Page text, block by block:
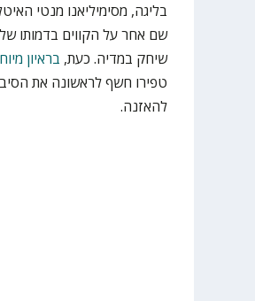
בליגה, מסימיליאנו מנטי
שם אחר על הקווים בדמותו
שיחק במדיה. כעת, בראיון
טפירו חשף לראשונה את
להאזנה.